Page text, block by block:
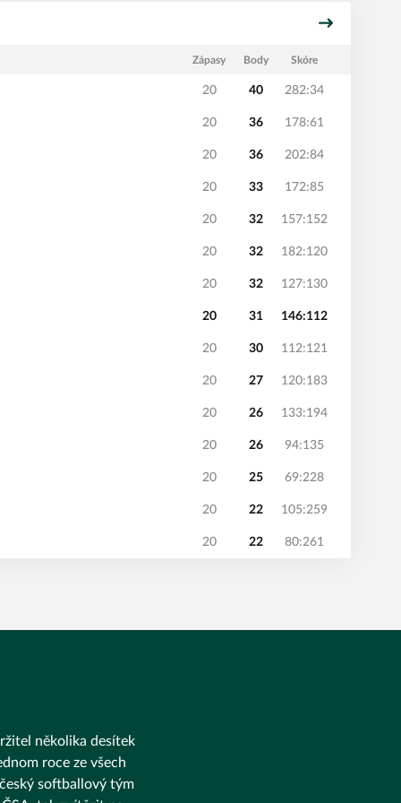
Zápasy Body Skóre
20 40 282:34
20 36 178:61
20 36 202:84
20 33 172:85
20 32 157:152
20 32 182:120
20 32 127:130
20 31 146:112
20 30 112:121
20 27 120:183
20 26 133:194
20 26 94:135
20 25 69:228
20 22 105:259
20 22 80:261
několika desítek
roce ze všech
softballový tým